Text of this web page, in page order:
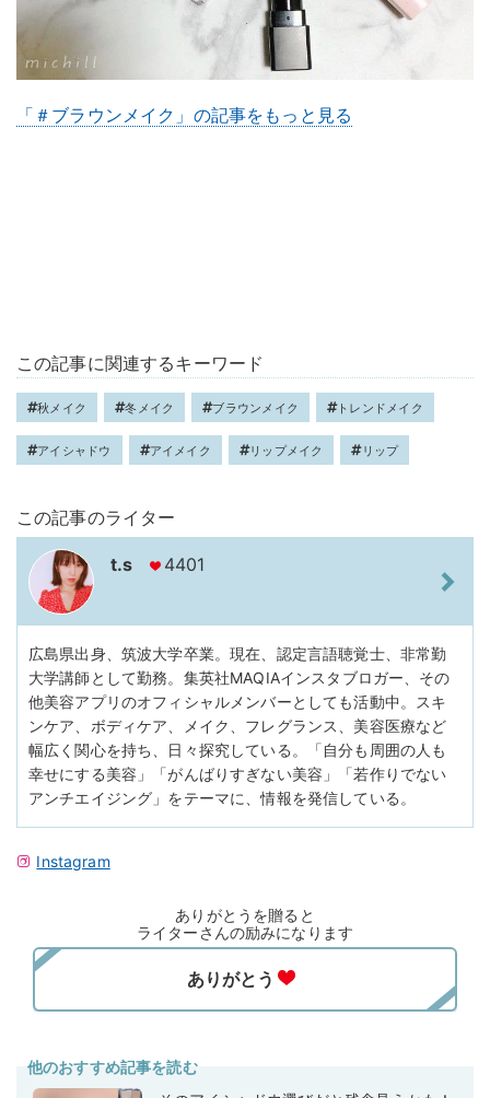
「＃ブラウンメイク」の記事をもっと見る
この記事に関連するキーワード
秋メイク 冬メイク ブラウンメイク トレンドメイク
アイシャドウ アイメイク リップメイク リップ
この記事のライター
t.s 4401
広島県出身、筑波大学卒業。現在、認定言語聴覚士、非常勤
大学講師として勤務。集英社MAQIAインスタブロガー、その
他美容アプリのオフィシャルメンバーとしても活動中。スキ
ンケア、ボディケア、メイク、フレグランス、美容医療など
幅広く関心を持ち、日々探究している。「自分も周囲の人も
幸せにする美容」「がんばりすぎない美容」「若作りでない
アンチエイジング」をテーマに、情報を発信している。
Instagram
ありがとうを贈ると
ライターさんの励みになります
他のおすすめ記事を読む